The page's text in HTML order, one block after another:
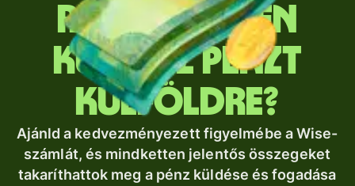
Rendszeresen
küldesz pénzt
külföldre?
Ajánld a kedvezményezett figyelmébe a Wise-
számlát, és mindketten jelentős összegeket
takaríthattok meg a pénz küldése és fogadása